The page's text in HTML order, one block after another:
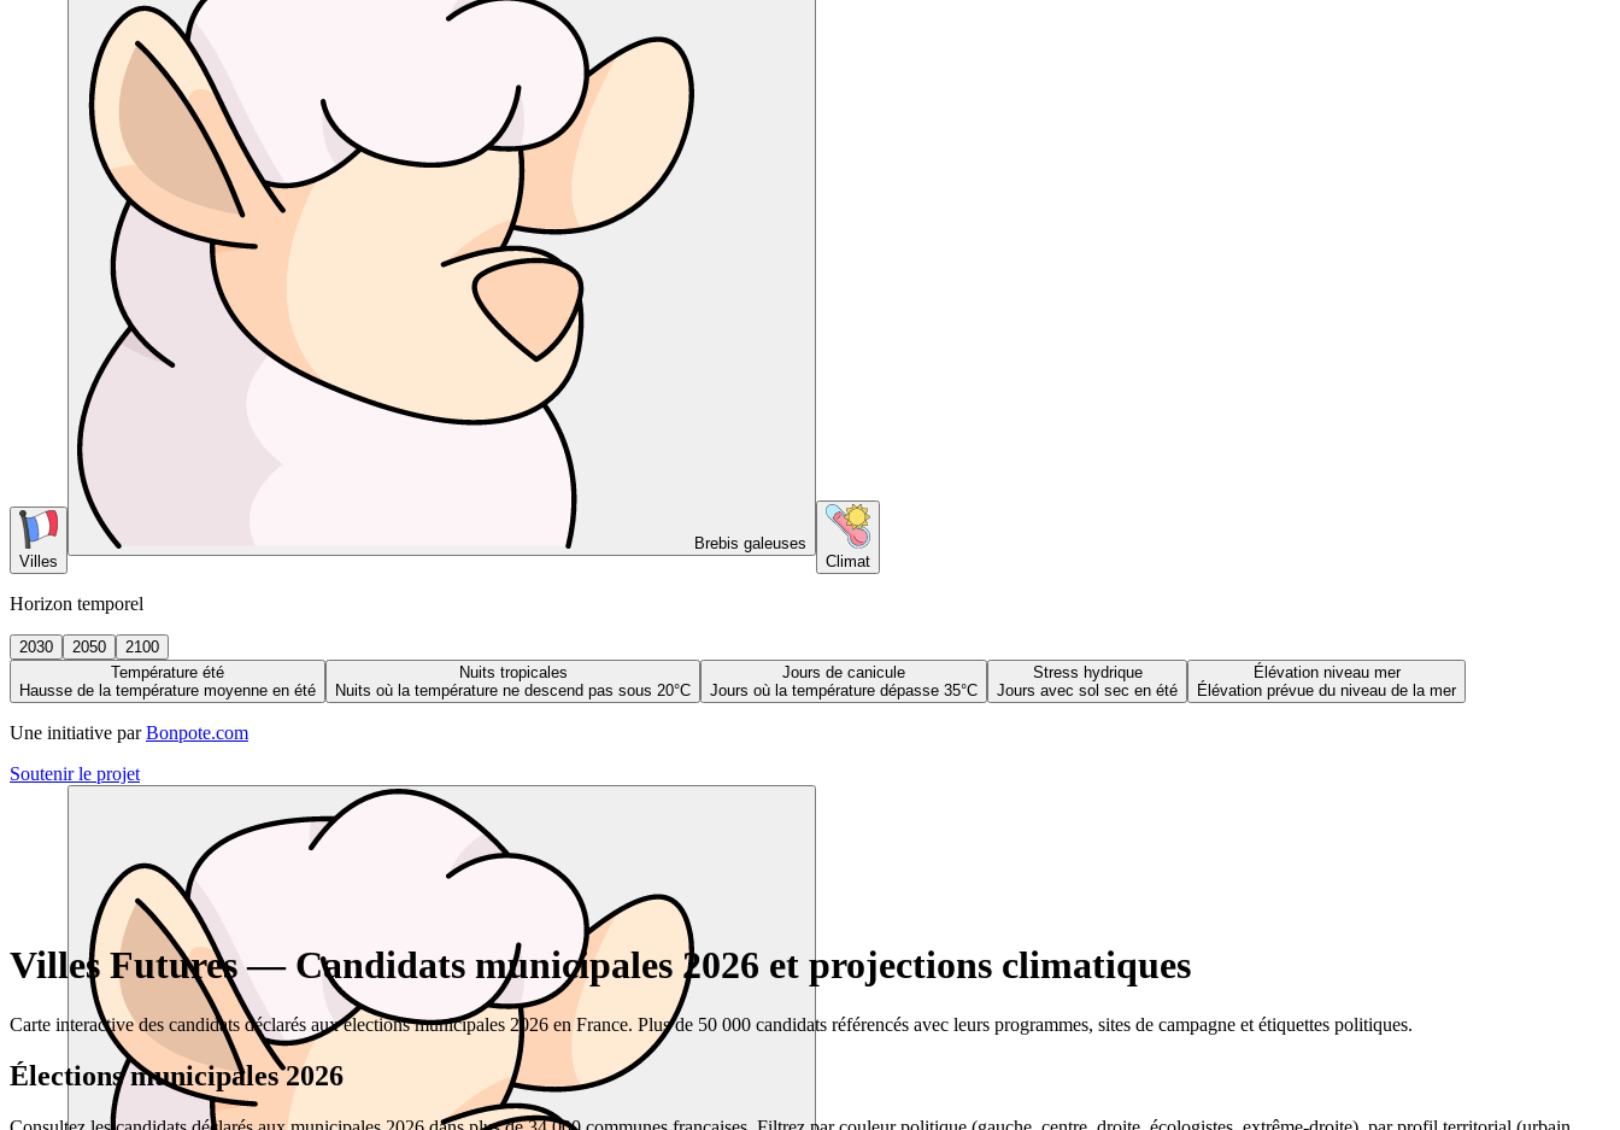
Villes
Brebis galeuses
Climat
Horizon temporel
2030 2050
2100
Température été
Hausse de la température moyenne en été
Nuits tropicales
Nuits où la température ne descend pas sous 20°C
Jours de canicule
Jours où la température dépasse 35°C
Stress hydrique
Jours avec sol sec en été
Élévation niveau mer
Élévation prévue du niveau de la mer
Une initiative par Bonpote.com
Soutenir le projet
Villes Futures — Candidats municipales 2026 et projections climatiques
Carte interactive des candidats déclarés aux élections municipales 2026 en France. Plus de 50 000 candidats référencés avec leurs programmes, sites de campagne et étiquettes politiques.
Élections municipales 2026